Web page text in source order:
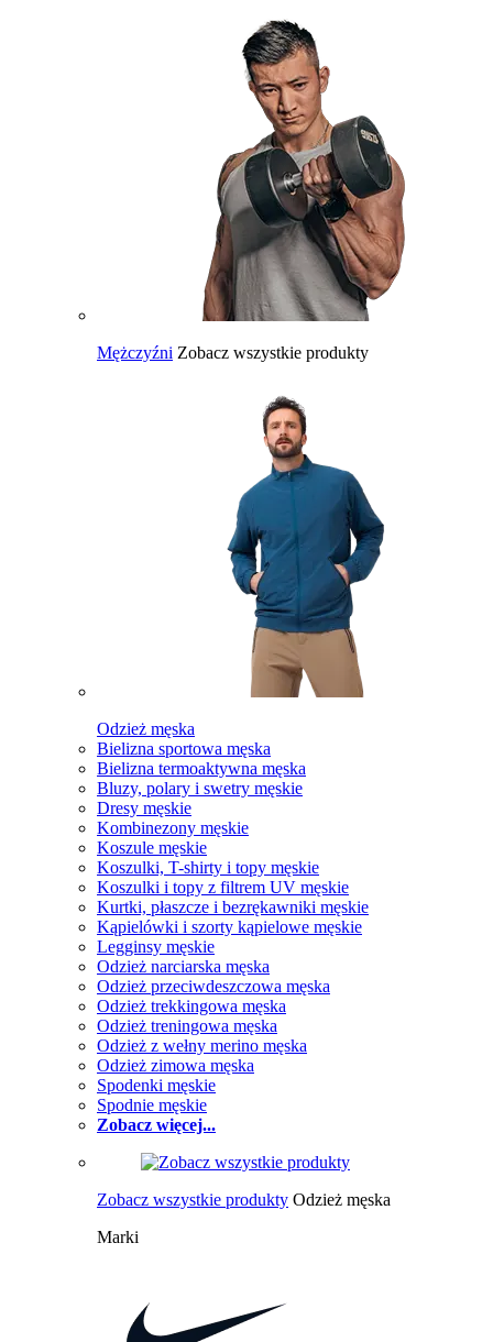
Mężczyźni Zobacz wszystkie produkty
Odzież męska
Bielizna sportowa męska
Bielizna termoaktywna męska
Bluzy, polary i swetry męskie
Dresy męskie
Kombinezony męskie
Koszule męskie
Koszulki, T-shirty i topy męskie
Koszulki i topy z filtrem UV męskie
Kurtki, płaszcze i bezrękawniki męskie
Kąpielówki i szorty kąpielowe męskie
Legginsy męskie
Odzież narciarska męska
Odzież przeciwdeszczowa męska
Odzież trekkingowa męska
Odzież treningowa męska
Odzież z wełny merino męska
Odzież zimowa męska
Spodenki męskie
Spodnie męskie
Zobacz więcej...
Zobacz wszystkie produkty Odzież męska
Marki